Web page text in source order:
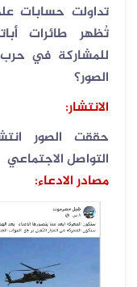
تداولت حسابات
تُظهر طائرات
للمشاركة في
الصور؟
الانتشار:
حققت الصور
التواصل الاجتماعي
مصادر الادعاء: